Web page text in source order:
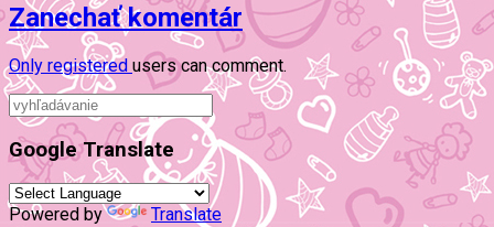
Zanechať komentár
Only registered users can comment.
Google Translate
Powered by Translate